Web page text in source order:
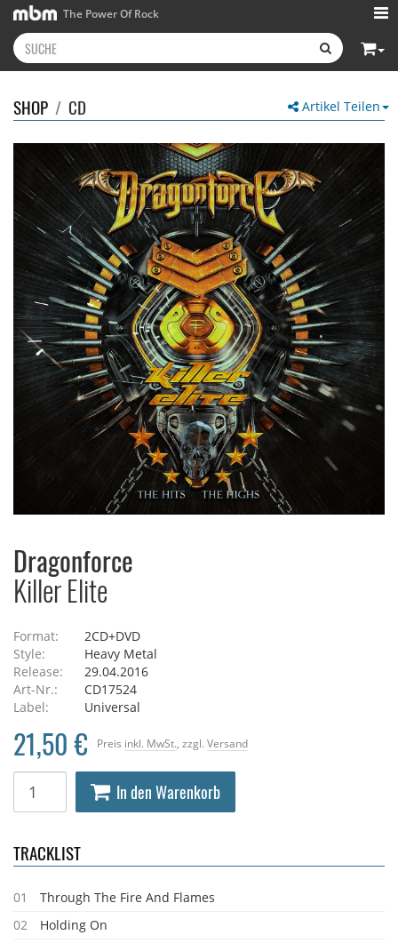
The Power Of Rock
Artikel Teilen
SHOP / CD
Dragonforce
Killer Elite
Format:
2CD+DVD
Style:
Heavy Metal
Release:
29.04.2016
Art-Nr.:
CD17524
Label:
Universal
Preis inkl. MwSt. , zzgl. Versand
21,50 €
In den Warenkorb
TRACKLIST
01
Through The Fire And Flames
02
Holding On